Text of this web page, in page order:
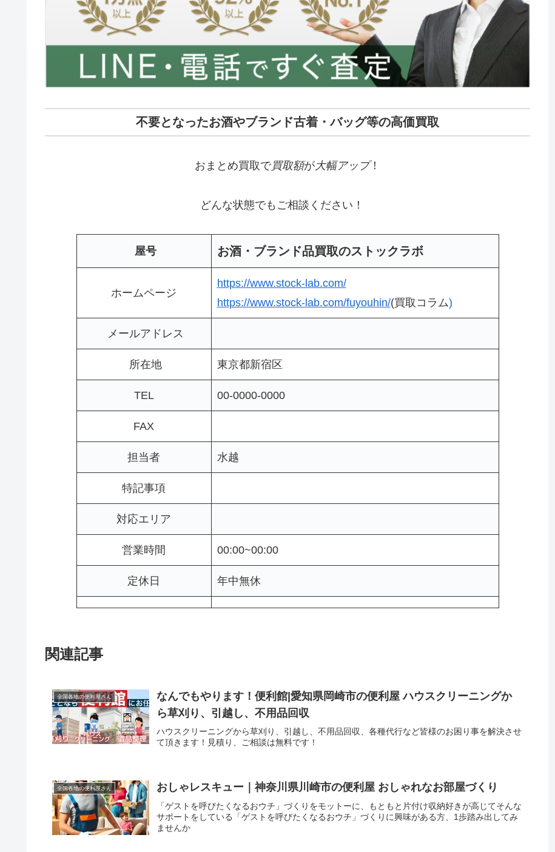
不要となったお酒やブランド古着・バッグ等の高価買取
おまとめ買取で買取額が大幅アップ！
どんな状態でもご相談ください！
屋号 お酒・ブランド品買取のストックラボ
ホームページ
https://www.stock-lab.com/
https://www.stock-lab.com/fuyouhin/(買取コラム)
メールアドレス
所在地 東京都新宿区
TEL 00-0000-0000
FAX
担当者 水越
特記事項
対応エリア
営業時間 00:00~00:00
定休日 年中無休
関連記事
全国各地の便利屋さん
なんでもやります！便利館|愛知県岡崎市の便利屋 ハウスクリーニングか
ら草刈り、引越し、不用品回収
ハウスクリーニングから草刈り、引越し、不用品回収、各種代行など皆様のお困り事を解決させ
て頂きます！見積り、ご相談は無料です！
全国各地の便利屋さん おしゃレスキュー｜神奈川県川崎市の便利屋 おしゃれなお部屋づくり
「ゲストを呼びたくなるおウチ」づくりをモットーに、もともと片付け収納好きが高じてそんな
サポートをしている「ゲストを呼びたくなるおウチ」づくりに興味がある方、1歩踏み出してみ
ませんか